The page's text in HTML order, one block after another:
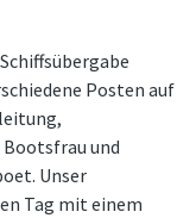
Posten auf
und
Unser
Tag mit einem